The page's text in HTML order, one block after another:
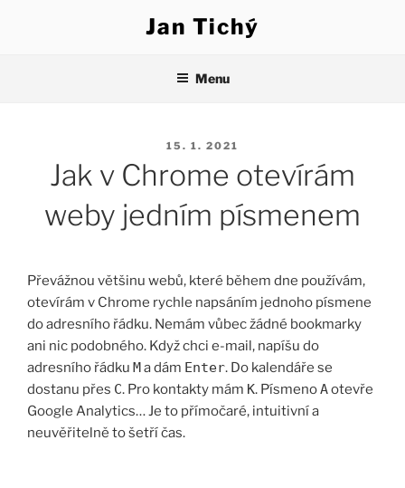
Jan Tichý
Menu
PUBLIKOVÁNO
15. 1. 2021
Jak v Chrome otevírám
weby jedním písmenem
Převážnou většinu webů, které během dne používám,
otevírám v Chrome rychle napsáním jednoho písmene
do adresního řádku. Nemám vůbec žádné bookmarky
ani nic podobného. Když chci e-mail, napíšu do
adresního řádku Ma dám Enter. Do kalendáře se
dostanu přes C. Pro kontakty mám K. PísmenoAotevře
Google Analytics… Je to přímočaré, intuitivní a
neuvěřitelně to šetří čas.